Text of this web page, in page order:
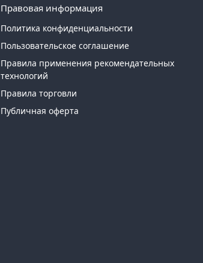
Правовая информация
Политика конфиденциальности
Пользовательское соглашение
Правила применения рекомендательных
технологий
Правила торговли
Публичная оферта